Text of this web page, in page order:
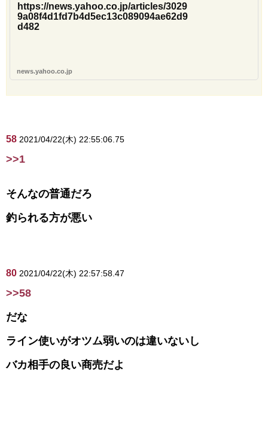
https://news.yahoo.co.jp/articles/3029
9a08f4d1fd7b4d5ec13c089094ae62d9
d482
news.yahoo.co.jp
58 2021/04/22(木) 22:55:06.75
>>1
そんなの普通だろ
釣られる方が悪い
80 2021/04/22(木) 22:57:58.47
>>58
だな
ライン使いがオツム弱いのは違いないし
バカ相手の良い商売だよ